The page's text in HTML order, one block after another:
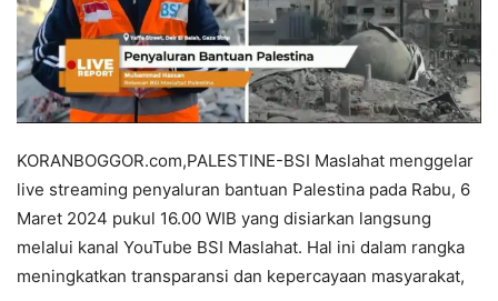
KORANBOGGOR.com,PALESTINE-BSI Maslahat menggelar
live streaming penyaluran bantuan Palestina pada Rabu, 6
Maret 2024 pukul 16.00 WIB yang disiarkan langsung
melalui kanal YouTube BSI Maslahat. Hal ini dalam rangka
meningkatkan transparansi dan kepercayaan masyarakat,